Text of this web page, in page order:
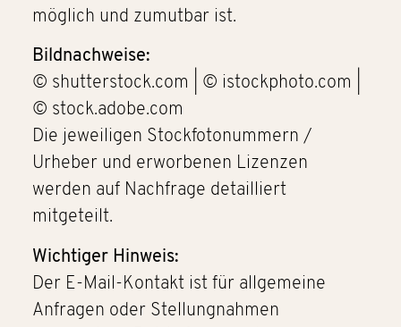
möglich und zumutbar ist.
Bildnachweise:
© shutterstock.com | © istockphoto.com |
© stock.adobe.com
Die jeweiligen Stockfotonummern /
Urheber und erworbenen Lizenzen
werden auf Nachfrage detailliert
mitgeteilt.
Wichtiger Hinweis:
Der E-Mail-Kontakt ist für allgemeine
Anfragen oder Stellungnahmen